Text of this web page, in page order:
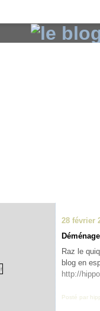
28 février
Raz le
blog en
http://
Posté par